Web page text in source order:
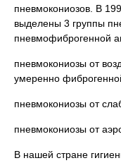
пневмокониозов. В
выделены 3 группы
пневмофиброгенной
пневмокониозы от
умеренно
пневмокониозы от
пневмокониозы от
В нашей стране